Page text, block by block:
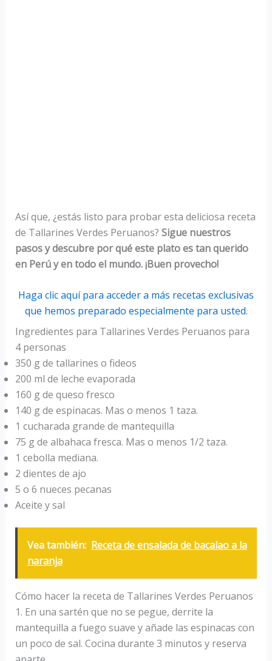
Así que, ¿estás listo para probar esta deliciosa receta
de Tallarines Verdes Peruanos? Sigue nuestros
pasos y descubre por qué este plato es tan querido
en Perú y en todo el mundo. ¡Buen provecho!
Haga clic aquí para acceder a más recetas exclusivas
que hemos preparado especialmente para usted.
Ingredientes para Tallarines Verdes Peruanos para
4 personas
350 g de tallarines o fideos
200 ml de leche evaporada
160 g de queso fresco
140 g de espinacas. Mas o menos 1 taza.
1 cucharada grande de mantequilla
75 g de albahaca fresca. Mas o menos 1/2 taza.
1 cebolla mediana.
2 dientes de ajo
5 o 6 nueces pecanas
Aceite y sal
Vea también: Receta de ensalada de bacalao a la
naranja
Cómo hacer la receta de Tallarines Verdes Peruanos
1. En una sartén que no se pegue, derrite la
mantequilla a fuego suave y añade las espinacas con
un poco de sal. Cocina durante 3 minutos y reserva